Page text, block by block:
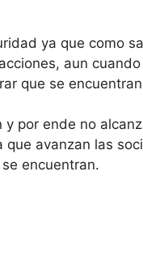
ya que como
aun
que se
por ende no
avanzan las
encuentran.